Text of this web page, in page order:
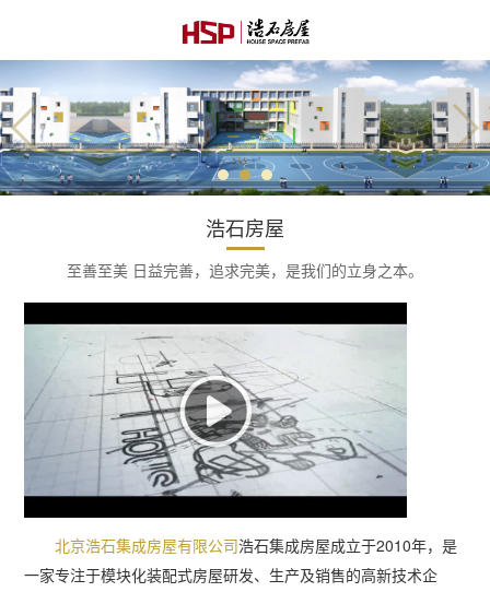
浩石房屋
至善至美 日益完善，追求完美，是我们的立身之本。
北京浩石集成房屋有限公司浩石集成房屋成立于2010年，是
一家专注于模块化装配式房屋研发、生产及销售的高新技术企